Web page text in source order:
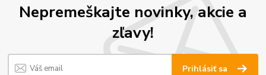
Nepremeškajte novinky, akcie a
zľavy!
Prihlásiť sa